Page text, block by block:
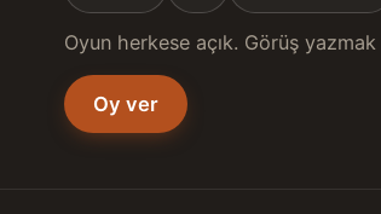
Oyun herkese açık. Görüş
Oy ver